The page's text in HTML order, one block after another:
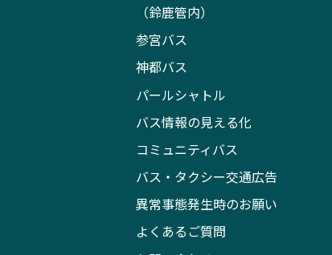
（鈴鹿管内）
参宮バス
神都バス
パールシャトル
バス情報の見える化
コミュニティバス
バス・タクシー交通広告
異常事態発生時のお願い
よくあるご質問